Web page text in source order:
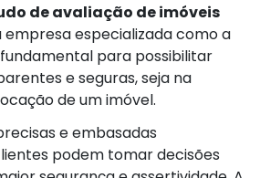
de avaliação de imóveis
especializada como a
para possibilitar
e seguras, seja na
de um imóvel.
e embasadas
podem tomar decisões